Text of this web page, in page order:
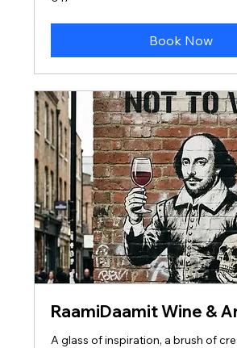
Book Now
RaamiDaamit Wine &
A glass of inspiration, a brush of